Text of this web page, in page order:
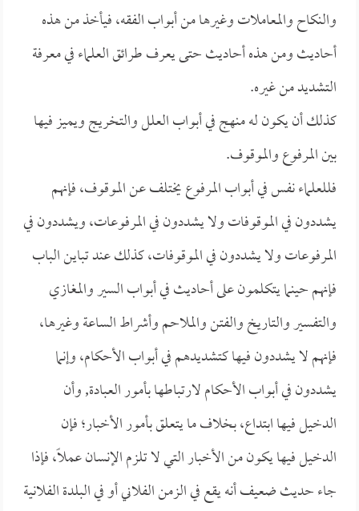
والنكاح والمعاملات وغيرها من أبواب الفقه، فيأخذ من هذه
أحاديث ومن هذه أحاديث حتى يعرف طرائق العلماء في معرفة
التشديد من غيره.
كذلك أن يكون له منهج في أبواب العلل والتخريج ويميز فيها
بين المرفوع والموقوف.
فللعلماء نفس في أبواب المرفوع يختلف عن الموقوف، فإنهم
يشددون في الموقوفات ولا يشددون في المرفوعات، ويشددون في
المرفوعات ولا يشددون في الموقوفات، كذلك عند تباين الباب
فإنهم حينما يتكلمون على أحاديث في أبواب السير والمغازي
والتفسير والتاريخ والفتن والملاحم وأشراط الساعة وغيرها،
فإنهم لا يشددون فيها كتشديدهم في أبواب الأحكام، وإنما
يشددون في أبواب الأحكام لارتباطها بأمور العبادة, وأن
الدخيل فيها ابتداع، بخلاف ما يتعلق بأمور الأخبار؛ فإن
الدخيل فيها يكون من الأخبار التي لا تلزم الإنسان عملاً، فإذا
جاء حديث ضعيف أنه يقع في الزمن الفلاني أو في البلدة الفلانية